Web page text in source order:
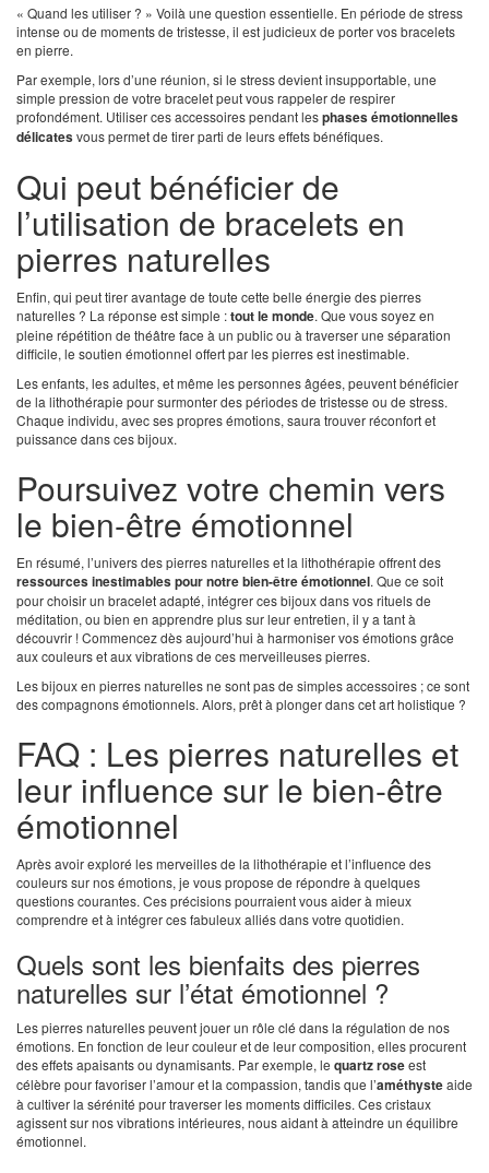
« Quand les utiliser ? » Voilà une question essentielle. En période de stress
intense ou de moments de tristesse, il est judicieux de porter vos bracelets
en pierre.
Par exemple, lors d’une réunion, si le stress devient insupportable, une
simple pression de votre bracelet peut vous rappeler de respirer
profondément. Utiliser ces accessoires pendant lesphases émotionnelles
délicatesvous permet de tirer parti de leurs effets bénéfiques.
Qui peut bénéficier de
l’utilisation de bracelets en
pierres naturelles
Enfin, qui peut tirer avantage de toute cette belle énergie des pierres
naturelles ? La réponse est simple :tout le monde. Que vous soyez en
pleine répétition de théâtre face à un public ou à traverser une séparation
difficile, le soutien émotionnel offert par les pierres est inestimable.
Les enfants, les adultes, et même les personnes âgées, peuvent bénéficier
de la lithothérapie pour surmonter des périodes de tristesse ou de stress.
Chaque individu, avec ses propres émotions, saura trouver réconfort et
puissance dans ces bijoux.
Poursuivez votre chemin vers
le bien-être émotionnel
En résumé, l’univers des pierres naturelles et la lithothérapie offrent des
ressources inestimables pour notre bien-être émotionnel. Que ce soit
pour choisir un bracelet adapté, intégrer ces bijoux dans vos rituels de
méditation, ou bien en apprendre plus sur leur entretien, il y a tant à
découvrir ! Commencez dès aujourd’hui à harmoniser vos émotions grâce
aux couleurs et aux vibrations de ces merveilleuses pierres.
Les bijoux en pierres naturelles ne sont pas de simples accessoires ; ce sont
des compagnons émotionnels. Alors, prêt à plonger dans cet art holistique ?
FAQ : Les pierres naturelles et
leur influence sur le bien-être
émotionnel
Après avoir exploré les merveilles de la lithothérapie et l’influence des
couleurs sur nos émotions, je vous propose de répondre à quelques
questions courantes. Ces précisions pourraient vous aider à mieux
comprendre et à intégrer ces fabuleux alliés dans votre quotidien.
Quels sont les bienfaits des pierres
naturelles sur l’état émotionnel ?
Les pierres naturelles peuvent jouer un rôle clé dans la régulation de nos
émotions. En fonction de leur couleur et de leur composition, elles procurent
des effets apaisants ou dynamisants. Par exemple, le quartz roseest
célèbre pour favoriser l’amour et la compassion, tandis que l’améthysteaide
à cultiver la sérénité pour traverser les moments difficiles. Ces cristaux
agissent sur nos vibrations intérieures, nous aidant à atteindre un équilibre
émotionnel.